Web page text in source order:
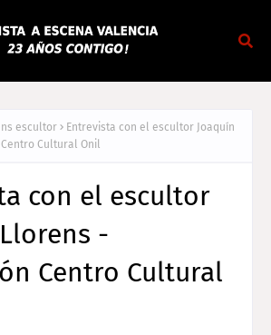
escultor
Entrevista con el escultor Joaquín
Cultural Onil
con el escultor
-
Centro Cultural